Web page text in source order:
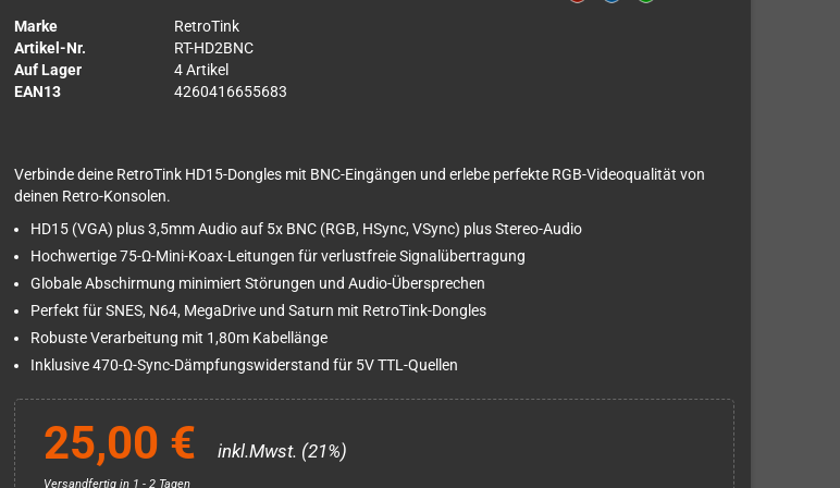
Marke
RetroTink
Artikel-Nr.
RT-HD2BNC
Auf Lager
4 Artikel
EAN13
4260416655683
Verbinde deine RetroTink HD15-Dongles mit BNC-Eingängen und erlebe perfekte RGB-Videoqualität von
deinen Retro-Konsolen.
HD15 (VGA) plus 3,5mm Audio auf 5x BNC (RGB, HSync, VSync) plus Stereo-Audio
Hochwertige 75-Ω-Mini-Koax-Leitungen für verlustfreie Signalübertragung
Globale Abschirmung minimiert Störungen und Audio-Übersprechen
Perfekt für SNES, N64, MegaDrive und Saturn mit RetroTink-Dongles
Robuste Verarbeitung mit 1,80m Kabellänge
Inklusive 470-Ω-Sync-Dämpfungswiderstand für 5V TTL-Quellen
25,00 € inkl.Mwst. (21%)
Versandfertig in 1 - 2 Tagen